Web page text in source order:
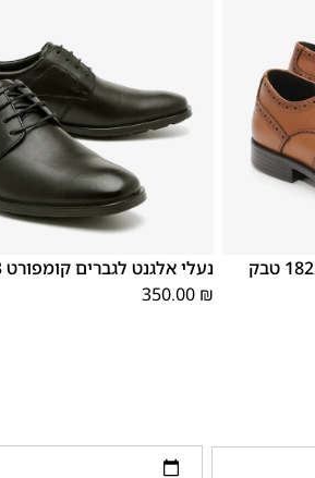
נעלי אלגנט לגברים קומפורט 181803 שחור
350.00 ₪